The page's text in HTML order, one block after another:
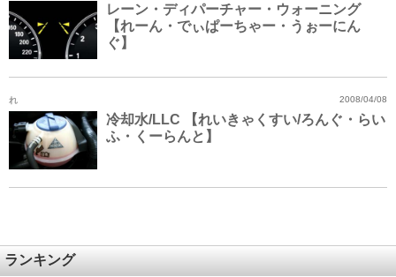
レーン・ディパーチャー・ウォーニング
【れーん・でぃぱーちゃー・うぉーにん
ぐ】
れ 2008/04/08
冷却水/LLC 【れいきゃくすい/ろんぐ・らい
ふ・くーらんと】
ランキング